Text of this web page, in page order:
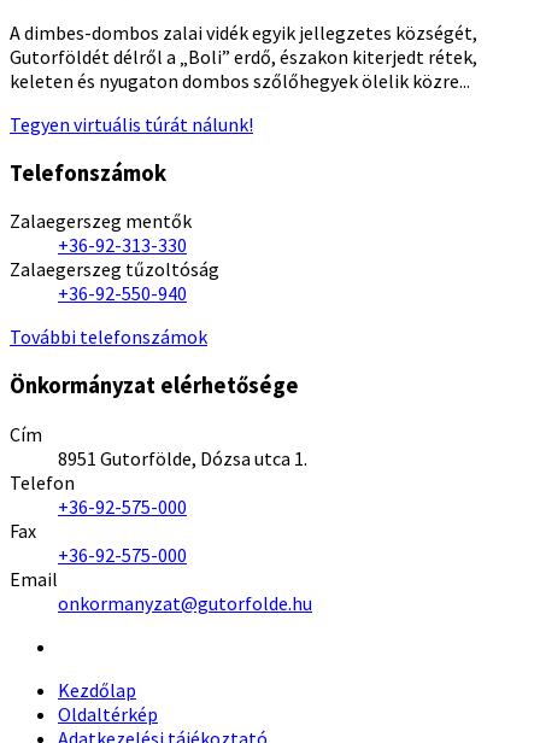
A dimbes-dombos zalai vidék egyik jellegzetes községét,
Gutorföldét délről a „Boli” erdő, északon kiterjedt rétek,
keleten és nyugaton dombos szőlőhegyek ölelik közre...
Tegyen virtuális túrát nálunk!
Telefonszámok
Zalaegerszeg mentők
+36-92-313-330
Zalaegerszeg tűzoltóság
+36-92-550-940
További telefonszámok
Önkormányzat elérhetősége
Cím
8951 Gutorfölde, Dózsa utca 1.
Telefon
+36-92-575-000
Fax
+36-92-575-000
Email
onkormanyzat@gutorfolde.hu
Kezdőlap
Oldaltérkép
Adatkezelési tájékoztató